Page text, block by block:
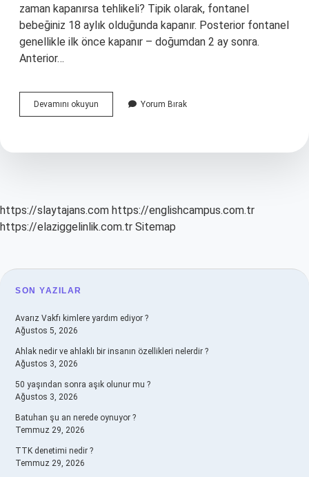
zaman kapanırsa tehlikeli? Tipik olarak, fontanel
bebeğiniz 18 aylık olduğunda kapanır. Posterior fontanel
genellikle ilk önce kapanır – doğumdan 2 ay sonra.
Anterior…
Devamını okuyun
Aylık
Kapanırsa
Yorum Bırak
https://slaytajans.com https://englishcampus.com.tr
https://elaziggelinlik.com.tr Sitemap
SIDEBAR
SON YAZILAR
Avarız Vakfı kimlere yardım ediyor ?
Ağustos 5, 2026
Ahlak nedir ve ahlaklı bir insanın özellikleri nelerdir ?
Ağustos 3, 2026
50 yaşından sonra aşık olunur mu ?
Ağustos 3, 2026
Batuhan şu an nerede oynuyor ?
Temmuz 29, 2026
TTK denetimi nedir ?
Temmuz 29, 2026